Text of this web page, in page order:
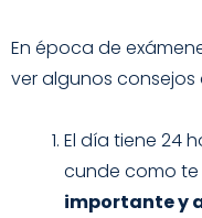
En época de
ver algunos
El día tiene 24
cunde como te
importante y